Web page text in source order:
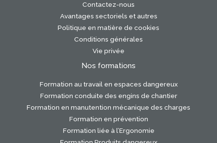
Contactez-nous
Avantages sectoriels et autres
Politique en matière de cookies
Conditions générales
Vie privée
Nos formations
Formation au travail en espaces dangereux
Formation conduite des engins de chantier
Formation en manutention mécanique des charges
Formation en prévention
Formation liée à l’Ergonomie